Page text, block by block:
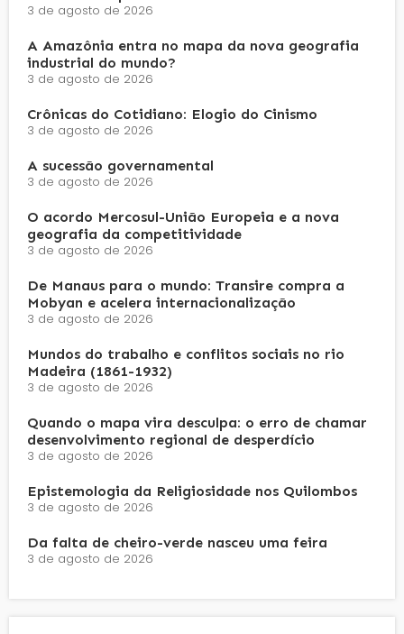
3 de agosto de 2026
A Amazônia entra no mapa da nova geografia
industrial do mundo?
3 de agosto de 2026
Crônicas do Cotidiano: Elogio do Cinismo
3 de agosto de 2026
A sucessão governamental
3 de agosto de 2026
O acordo Mercosul-União Europeia e a nova
geografia da competitividade
3 de agosto de 2026
De Manaus para o mundo: Transire compra a
Mobyan e acelera internacionalização
3 de agosto de 2026
Mundos do trabalho e conflitos sociais no rio
Madeira (1861-1932)
3 de agosto de 2026
Quando o mapa vira desculpa: o erro de chamar
desenvolvimento regional de desperdício
3 de agosto de 2026
Epistemologia da Religiosidade nos Quilombos
3 de agosto de 2026
Da falta de cheiro-verde nasceu uma feira
3 de agosto de 2026